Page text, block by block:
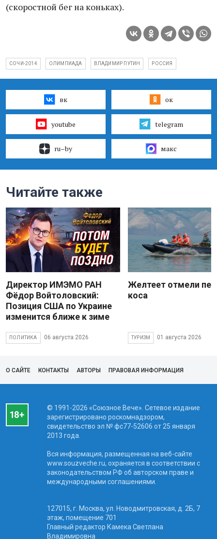
(скоростной бег на коньках).
СОЧИ-2014 ОЛИМПИАДА ВЛАДИМИР ПУТИН РОССИЯ
вк ок
youtube telegram
ru–by макс
Читайте также
Директор ИМЭМО РАН
Фёдор Войтоловский:
Позиция США по Украине
изменится ближе к зиме
ПОЛИТИКА 06 августа 2026
Желтеет отмели
коса
ТУРИЗМ 01 августа 2026
О САЙТЕ КОНТАКТЫ АВТОРЫ ПРАВОВАЯ ИНФОРМАЦИЯ
© 1991-2026 «Союзное Вече». Сетевое издание
зарегистрировано роскомнадзором,
свидетельство эл № фc77-52606 от 25 января
2013 года.
Вся информация, размещенная на веб-сайте
www.souzveche.ru, охраняется в соответствии с
законодательством РФ об авторском праве и
международными соглашениями.
127015, г. Москва, ул. Новодмитровская, д. 2Б, 7
этаж, помещение 701
Главный редактор Камека Светлана
Владимировна